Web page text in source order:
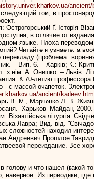
том, в
Ґ. Історія
в отличие от
языке. Плоха
Читайте и узнаете. а
(проблема творення
– Вип. 6. – Харків; К.:
з нім. А. Онишко. – Львів:
К 70-летию
- с массой очапеток.
ancient/
В. М., Марченко Л. В.
Харьков: Майдан,
Візантійська літургія:
Лавра; Вид. від.
сложностей находил
Андреевич Прошлое
переиздание. Все
голову и что нашел (какой-
наверное. Из периодики, где